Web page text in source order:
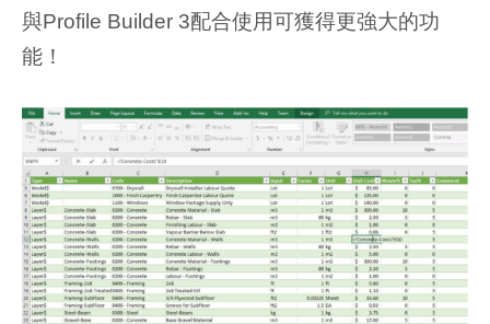
與Profile Builder 3配合使用可獲得更強大的功
能！